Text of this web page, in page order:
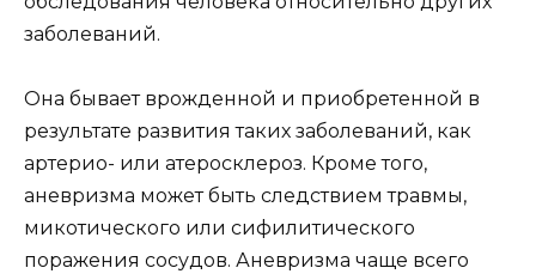
заболеваний.
Она бывает врожденной и приобретенной в
результате развития таких заболеваний, как
артерио- или атеросклероз. Кроме того,
аневризма может быть следствием травмы,
микотического или сифилитического
поражения сосудов. Аневризма чаще всего